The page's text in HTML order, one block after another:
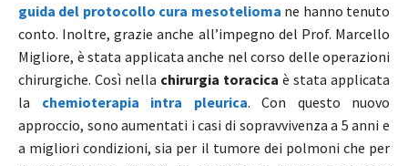
guida del protocollo cura mesotelioma ne hanno tenuto
conto. Inoltre, grazie anche all’impegno del Prof. Marcello
Migliore, è stata applicata anche nel corso delle operazioni
chirurgiche. Così nella chirurgia toracica è stata applicata
la chemioterapia intra pleurica. Con questo nuovo
approccio, sono aumentati i casi di sopravvivenza a 5 anni e
a migliori condizioni, sia per il tumore dei polmoni che per